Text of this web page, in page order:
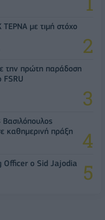
ΤΕΡΝΑ με τιμή στόχο
την πρώτη παράδοση
καθημερινή πράξη
Officer ο Sid Jajodia